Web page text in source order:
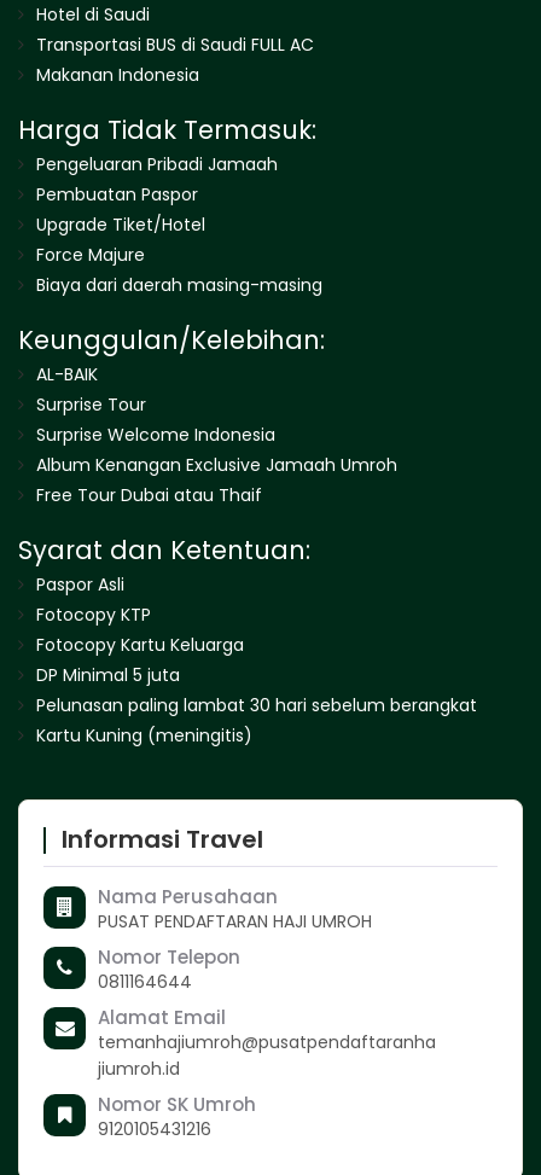
Hotel di Saudi
Transportasi BUS di Saudi FULL AC
Makanan Indonesia
Harga Tidak Termasuk:
Pengeluaran Pribadi Jamaah
Pembuatan Paspor
Upgrade Tiket/Hotel
Force Majure
Biaya dari daerah masing-masing
Keunggulan/Kelebihan:
AL-BAIK
Surprise Tour
Surprise Welcome Indonesia
Album Kenangan Exclusive Jamaah Umroh
Free Tour Dubai atau Thaif
Syarat dan Ketentuan:
Paspor Asli
Fotocopy KTP
Fotocopy Kartu Keluarga
DP Minimal 5 juta
Pelunasan paling lambat 30 hari sebelum berangkat
Kartu Kuning (meningitis)
Informasi Travel
Nama Perusahaan
PUSAT PENDAFTARAN HAJI UMROH
Nomor Telepon
0811164644
Alamat Email
temanhajiumroh@pusatpendaftaranha
jiumroh.id
Nomor SK Umroh
9120105431216